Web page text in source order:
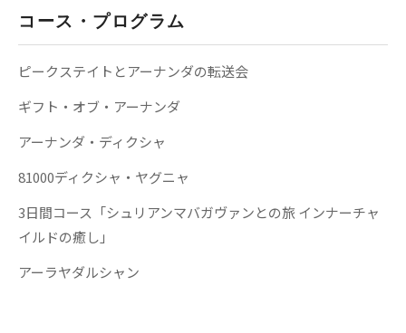
コース・プログラム
ピークステイトとアーナンダの転送会
ギフト・オブ・アーナンダ
アーナンダ・ディクシャ
81000ディクシャ・ヤグニャ
3日間コース「シュリアンマバガヴァンとの旅 インナーチャ
イルドの癒し」
アーラヤダルシャン